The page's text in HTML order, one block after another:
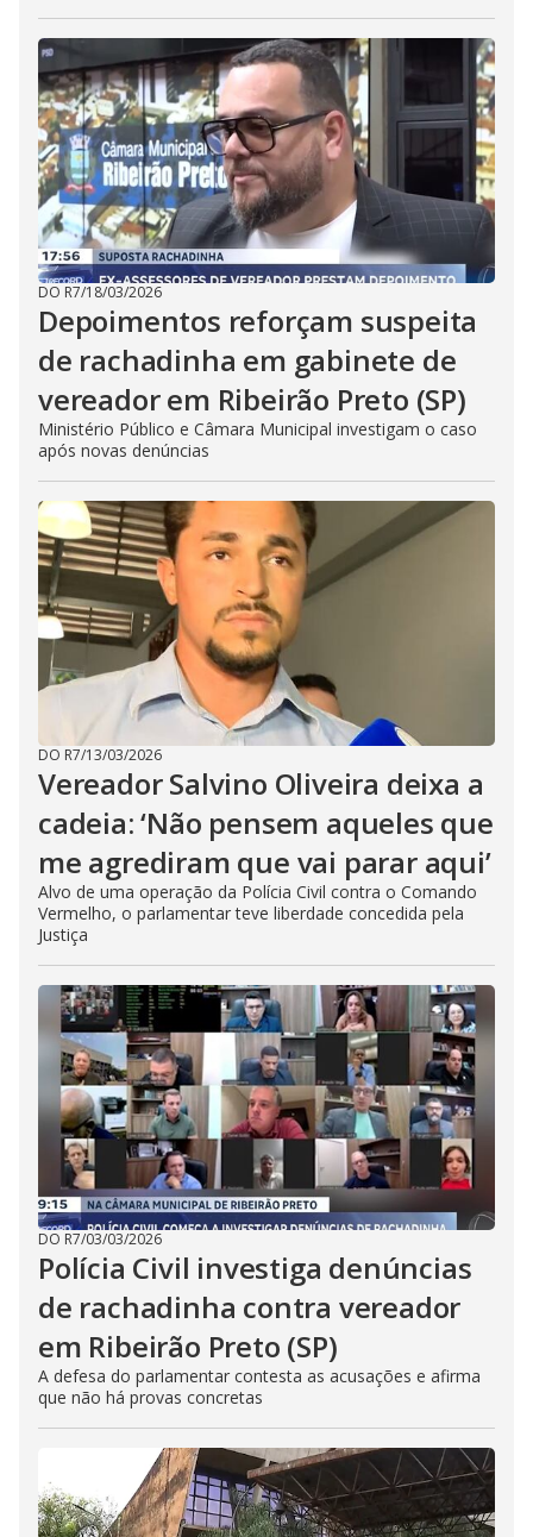
DO R7/18/03/2026
Depoimentos reforçam suspeita
de rachadinha em gabinete de
vereador em Ribeirão Preto (SP)
Ministério Público e Câmara Municipal investigam o caso
após novas denúncias
DO R7/13/03/2026
Vereador Salvino Oliveira deixa a
cadeia: ‘Não pensem aqueles que
me agrediram que vai parar aqui’
Alvo de uma operação da Polícia Civil contra o Comando
Vermelho, o parlamentar teve liberdade concedida pela
Justiça
DO R7/03/03/2026
Polícia Civil investiga denúncias
de rachadinha contra vereador
em Ribeirão Preto (SP)
A defesa do parlamentar contesta as acusações e afirma
que não há provas concretas